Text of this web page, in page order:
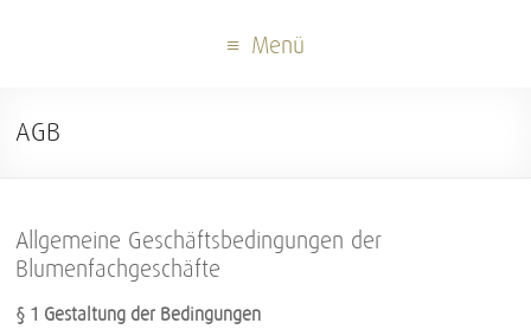
Menü
AGB
Allgemeine Geschäftsbedingungen der
Blumenfachgeschäfte
§ 1 Gestaltung der Bedingungen